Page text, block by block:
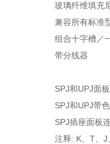
玻璃纤维填充
兼容所有标准
组合十字槽／
带分线器
SPJ和UPJ面
SPJ和UPJ带
SPJ插座面板
注释: K、T、